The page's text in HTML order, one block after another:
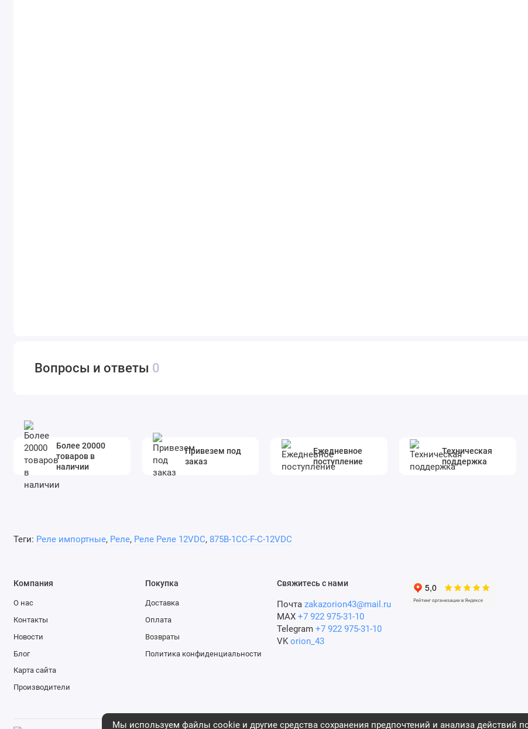
Вопросы и ответы 0
Более 20000
товаров в
наличии
Привезем под
заказ
Ежедневное
поступление
Техническая
поддержка
Теги: Реле импортные, Реле, Реле Реле 12VDC, 875B-1CC-F-C-12VDC
Мы используем файлы cookie и другие средства сохранения предпочтений и анализа действий
Компания
О нас
Контакты
Новости
Блог
Карта сайта
Производители
Покупка
Доставка
Оплата
Возвраты
Политика конфиденциальности
Свяжитесь с нами
Почта zakazorion43@mail.ru
MAX +7 922 975-31-10
Telegram +7 922 975-31-10
VK orion_43